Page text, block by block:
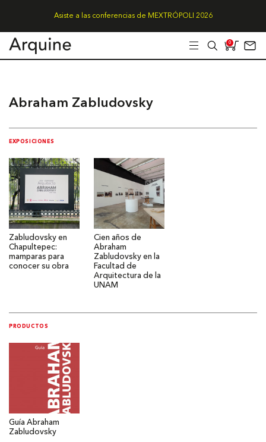
Asiste a las conferencias de MEXTRÓPOLI 2026
0
Abraham Zabludovsky
EXPOSICIONES
Zabludovsky en
Chapultepec:
mamparas para
conocer su obra
Cien años de
Abraham
Zabludovsky en la
Facultad de
Arquitectura de la
UNAM
PRODUCTOS
Guía Abraham
Zabludovsky